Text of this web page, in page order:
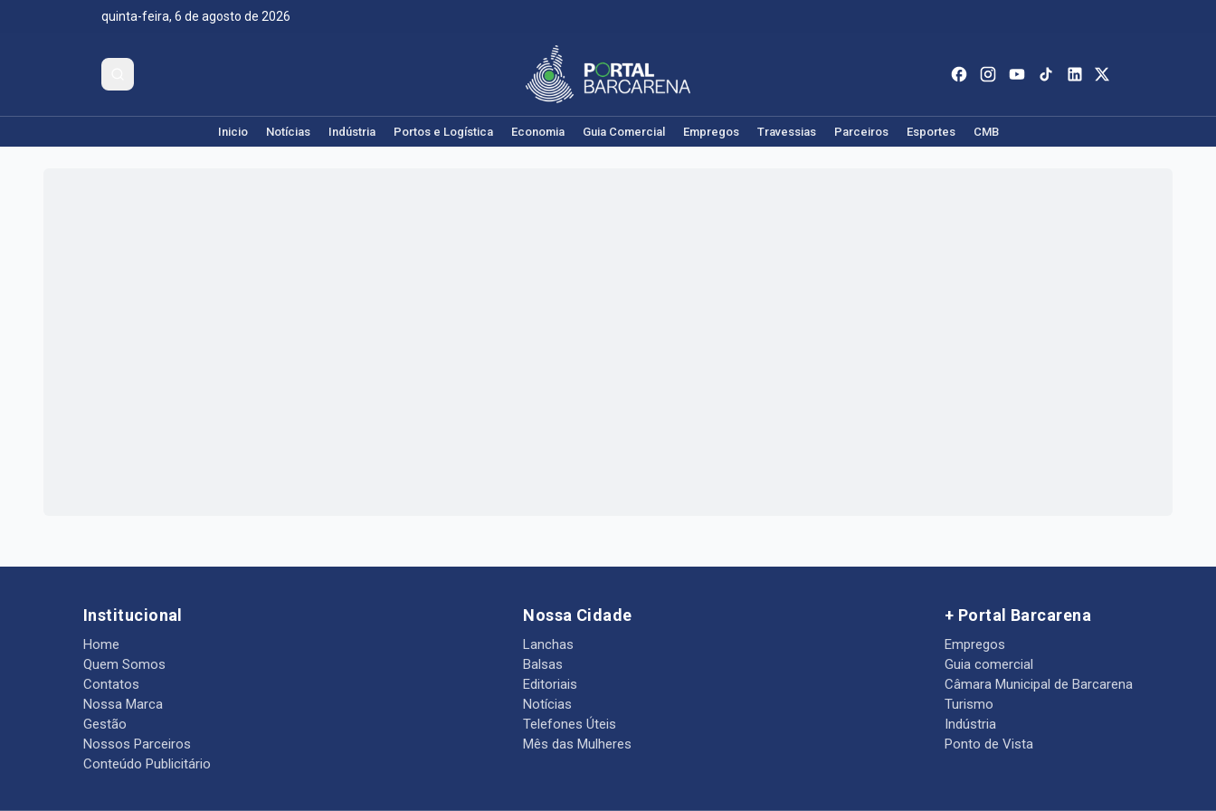
quinta-feira, 6 de agosto de 2026
Inicio Notícias Indústria Portos e Logística Economia Guia Comercial Empregos Travessias Parceiros Esportes CMB
Institucional
Home
Quem Somos
Contatos
Nossa Marca
Gestão
Nossos Parceiros
Conteúdo Publicitário
Nossa Cidade
Lanchas
Balsas
Editoriais
Notícias
Telefones Úteis
Mês das Mulheres
+ Portal Barcarena
Empregos
Guia comercial
Câmara Municipal de Barcarena
Turismo
Indústria
Ponto de Vista